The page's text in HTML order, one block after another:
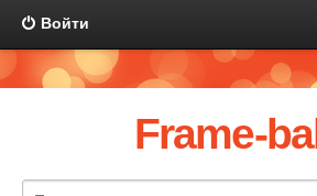
Войти
Frame-